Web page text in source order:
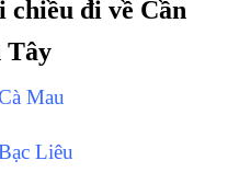
chiều đi về Cần
Tây
Mau
Liêu